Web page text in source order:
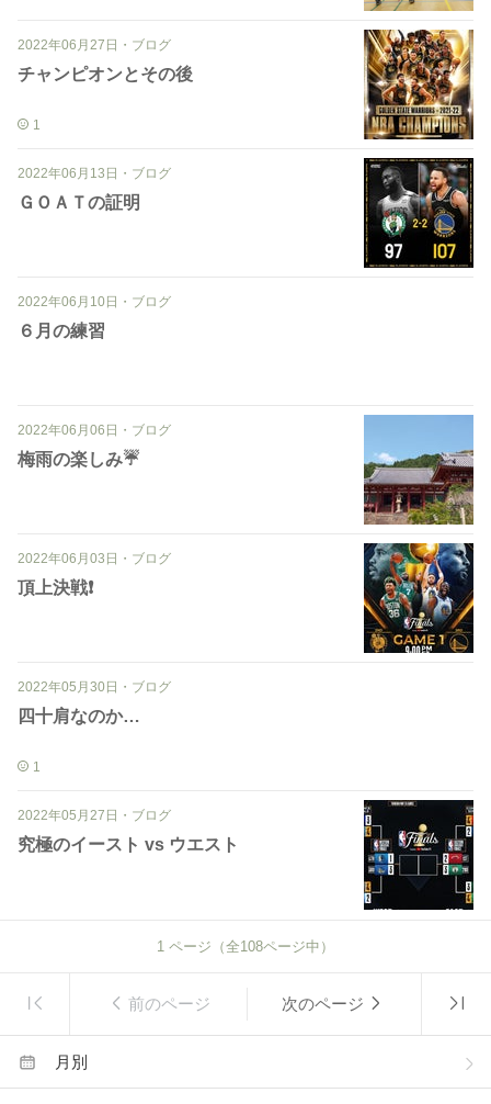
2022年06月27日 ・ ブログ
チャンピオンとその後
1
2022年06月13日 ・ ブログ
ＧＯＡＴの証明
2022年06月10日 ・ ブログ
６月の練習
2022年06月06日 ・ ブログ
梅雨の楽しみ☔️
2022年06月03日 ・ ブログ
頂上決戦❗️
2022年05月30日 ・ ブログ
四十肩なのか…
1
2022年05月27日 ・ ブログ
究極のイースト vs ウエスト
1 ページ（全108ページ中）
前のページ 次のページ
月別